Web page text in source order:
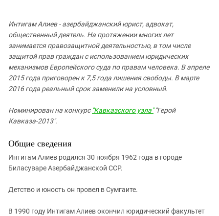
Интигам Алиев - азербайджанский юрист, адвокат,
общественный деятель. На протяжении многих лет
занимается правозащитной деятельностью, в том числе
защитой прав граждан с использованием юридических
механизмов Европейского суда по правам человека. В апреле
2015 года приговорен к 7,5 года лишения свободы. В марте
2016 года реальный срок заменили на условный.
Номинирован на конкурс "Кавказского узла" "Герой
Кавказа-2013".
Общие сведения
Интигам Алиев родился 30 ноября 1962 года в городе
Биласуваре Азербайджанской ССР.
Детство и юность он провел в Сумгаите.
В 1990 году Интигам Алиев окончил юридический факультет